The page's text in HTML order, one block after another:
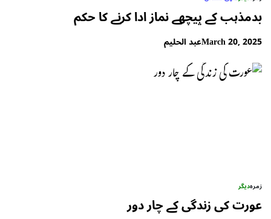
بدمذہب کے پیچھے نماز ادا کرنے کا حکم
March 20, 2025عبد الحلیم
زمرہدیگر
عورت کی زندگی کے چار دور